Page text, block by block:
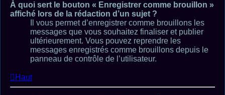
À quoi sert le bouton « Enregistrer comme brouillon »
affiché lors de la rédaction d’un sujet ?
Il vous permet d’enregistrer comme brouillons les
messages que vous souhaitez finaliser et publier
ultérieurement. Vous pouvez reprendre les
messages enregistrés comme brouillons depuis le
panneau de contrôle de l’utilisateur.
Haut